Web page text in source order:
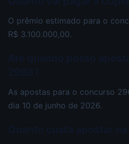
O prêmio estimado para o
R$ 3.100.000,00.
As apostas para o concurso
dia 10 de junho de 2026.